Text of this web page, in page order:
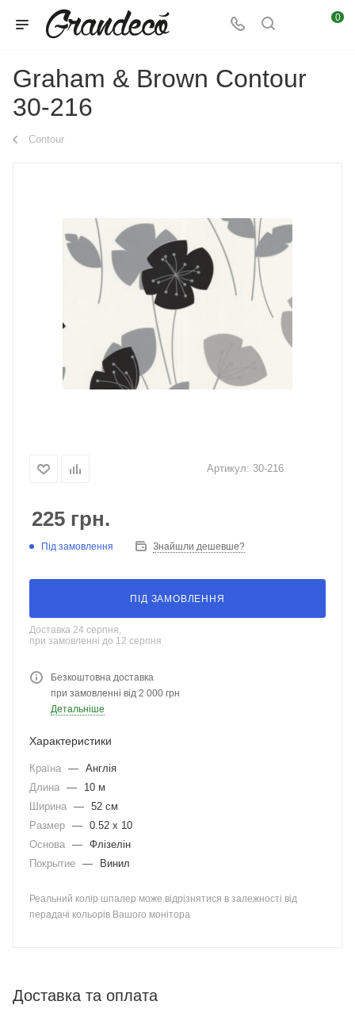
0
Graham & Brown Contour
30-216
Contour
Артикул: 30-216
225 грн.
Під замовлення Знайшли дешевше?
ПІД ЗАМОВЛЕННЯ
Доставка 24 серпня,
при замовленні до 12 серпня
Безкоштовна доставка
при замовленні від 2 000 грн
Детальніше
Характеристики
Країна — Англія
Длина —
10 м
Ширина — 52 см
Размер — 0.52 x 10
Основа — Флізелін
Покрытие — Винил
Реальний колір шпалер може відрізнятися в залежності від
перадачі кольорів Вашого монітора
Доставка та оплата